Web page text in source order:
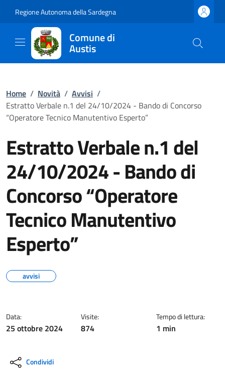
Regione Autonoma della Sardegna
Comune di
Austis
Home / Novità / Avvisi /
Estratto Verbale n.1 del 24/10/2024 - Bando di Concorso
“Operatore Tecnico Manutentivo Esperto”
Estratto Verbale n.1 del
24/10/2024 - Bando di
Concorso “Operatore
Tecnico Manutentivo
Esperto”
avvisi
Data:
25 ottobre 2024
Visite:
874
Tempo di lettura:
1 min
Condividi